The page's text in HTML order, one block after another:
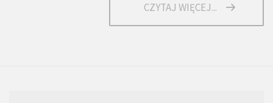
CZYTAJ WIĘCEJ...